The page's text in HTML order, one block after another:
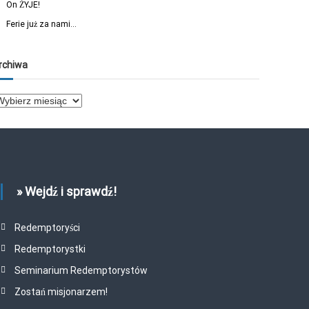
On ŻYJE!
Ferie już za nami…
» Wejdź i sprawdź!
Redemptoryści
Redemptorystki
Seminarium Redemptorystów
Zostań misjonarzem!